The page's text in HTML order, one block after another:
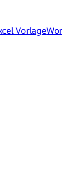
Vorlage